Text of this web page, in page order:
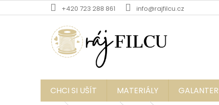
na
+420 723 288 861 info@rajfilcu.cz
CHCI SI UŠÍT MATERIÁLY